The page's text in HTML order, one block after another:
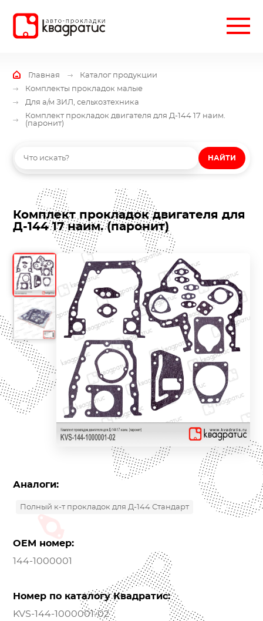
Главная
Каталог продукции
Комплекты прокладок малые
Для а/м ЗИЛ, сельхозтехника
Комплект прокладок двигателя для Д-144 17 наим.
(паронит)
НАЙТИ
Комплект прокладок двигателя для
Д-144 17 наим. (паронит)
Аналоги:
Полный к-т прокладок для Д-144 Стандарт
OEM номер:
144-1000001
Номер по каталогу Квадратис:
KVS-144-1000001-02